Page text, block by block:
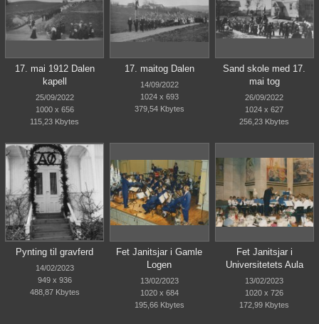
17. mai 1912 Dalen
kapell
25/09/2022
1000 x 656
115,23 Kbytes
17. maitog Dalen
14/09/2022
1024 x 693
379,54 Kbytes
Sand skole med 17.
mai tog
26/09/2022
1024 x 627
256,23 Kbytes
Pynting til gravferd
14/02/2023
949 x 936
488,87 Kbytes
Fet Janitsjar i Gamle
Logen
13/02/2023
1020 x 684
195,66 Kbytes
Fet Janitsjar i
Universitetets Aula
13/02/2023
1020 x 726
172,99 Kbytes